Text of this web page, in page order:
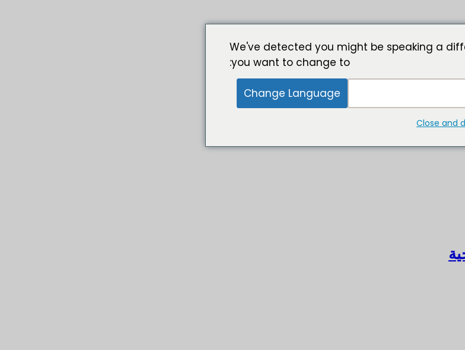
We've detected you might be speaking a
you want to change to:
Change Language
Close and